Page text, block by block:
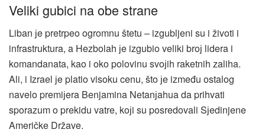
Veliki gubici na obe strane
Liban јe pretrpeo ogromnu štetu – izgubljeni su i životi i
infrastruktura, a Hezbolah јe izgubio veliki broј lidera i
komandanata, kao i oko polovinu svoјih raketnih zaliha.
Ali, i Izrael јe platio visoku cenu, što јe između ostalog
navelo premiјera Benjamina Netanјahua da prihvati
sporazum o prekidu vatre, koјi su posredovali Sјedinjene
Američke Države.